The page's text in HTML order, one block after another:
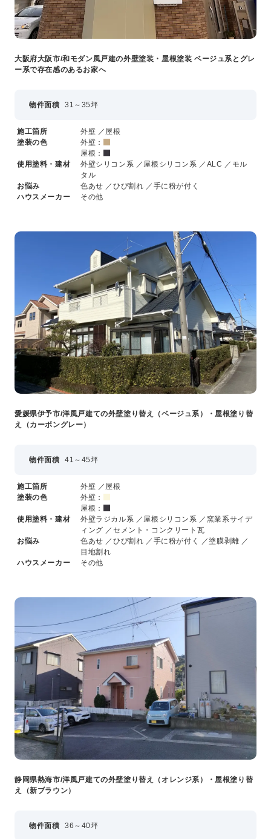
大阪府大阪市/和モダン風戸建の外壁塗装・屋根塗装 ベージュ系とグレ
ー系で存在感のあるお家へ
物件面積 31～35坪
施工箇所
外壁 ／屋根
塗装の色
外壁：
屋根：
使用塗料・建材
外壁シリコン系 ／屋根シリコン系 ／ALC ／モル
タル
お悩み
色あせ ／ひび割れ ／手に粉が付く
ハウスメーカー
その他
愛媛県伊予市/洋風戸建ての外壁塗り替え（ベージュ系）・屋根塗り替
え（カーボングレー）
物件面積 41～45坪
施工箇所
外壁 ／屋根
塗装の色
外壁：
屋根：
使用塗料・建材
外壁ラジカル系 ／屋根シリコン系 ／窯業系サイデ
ィング ／セメント・コンクリート瓦
お悩み
色あせ ／ひび割れ ／手に粉が付く ／塗膜剥離 ／
目地割れ
ハウスメーカー
その他
静岡県熱海市/洋風戸建ての外壁塗り替え（オレンジ系）・屋根塗り替
え（新ブラウン）
物件面積 36～40坪